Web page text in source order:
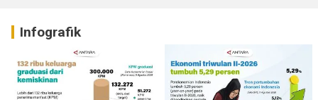
Infografik